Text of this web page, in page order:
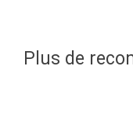
Plus de
Articles du